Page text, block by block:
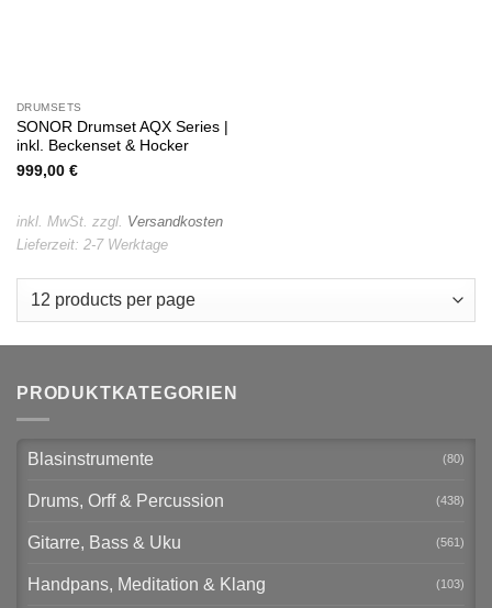
DRUMSETS
SONOR Drumset AQX Series |
inkl. Beckenset & Hocker
999,00 €
inkl. MwSt. zzgl. Versandkosten
Lieferzeit: 2-7 Werktage
PRODUKTKATEGORIEN
Blasinstrumente (80)
Drums, Orff & Percussion (438)
Gitarre, Bass & Uku (561)
Handpans, Meditation & Klang (103)